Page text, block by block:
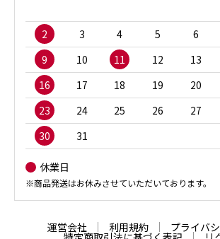
2
3 4 5 6
9
10 11 12 13
16
17 18 19 20
23
24 25 26 27
30
31
休業日
※商品発送はお休みさせていただいております。
運営会社 利用規約 プライバ